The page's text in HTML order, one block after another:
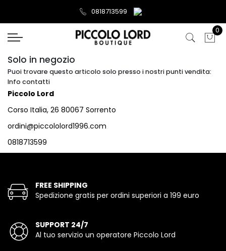
0818713599
0
Solo in negozio
Puoi trovare questo articolo solo presso i nostri punti vendita:
Info contatti
Piccolo Lord
Corso Italia, 26 80067 Sorrento
ordini@piccololord1996.com
0818713599
FREE SHIPPING
Spedizione gratis per ordini superiori a 199 euro
SUPPORT 24/7
Al tuo servizio un operatore Piccolo Lord